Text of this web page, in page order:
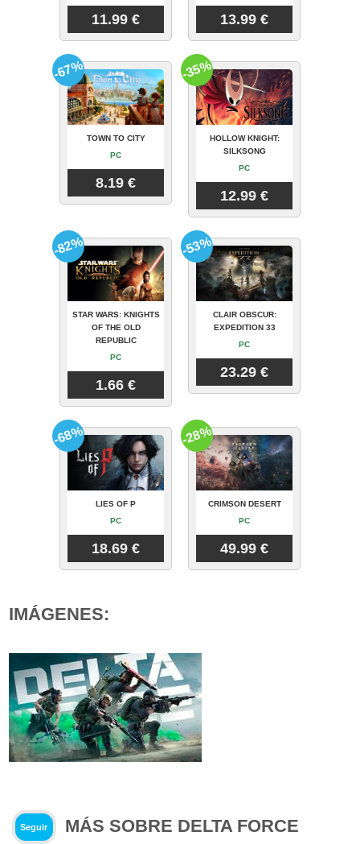
11.99 € 13.99 €
TOWN TO CITY
PC
8.19 €
-67%
HOLLOW KNIGHT:
SILKSONG
PC
12.99 €
-35%
STAR WARS: KNIGHTS
OF THE OLD
REPUBLIC
PC
1.66 €
-82%
CLAIR OBSCUR:
EXPEDITION 33
PC
23.29 €
-53%
LIES OF P
PC
18.69 €
-68%
CRIMSON DESERT
PC
49.99 €
-28%
IMÁGENES:
Seguir MÁS SOBRE DELTA FORCE